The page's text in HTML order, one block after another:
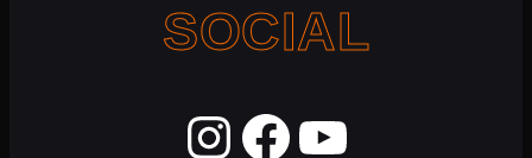
SOCIAL